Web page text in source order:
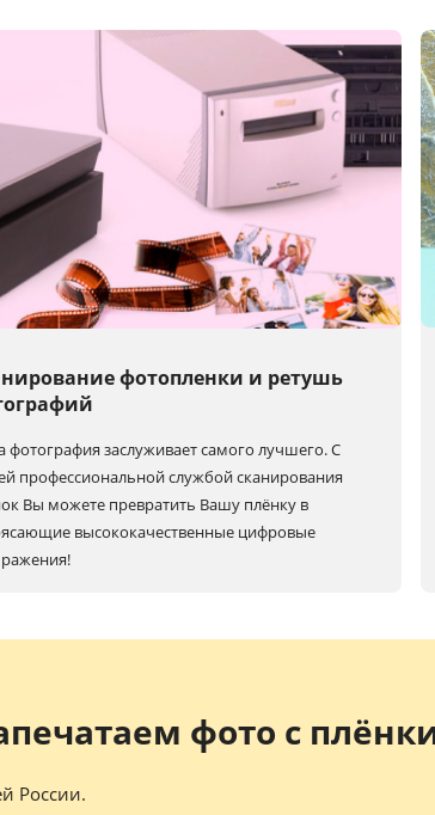
фотопленки и ретушь
фотография заслуживает самого лучшего. С
профессиональной службой сканирования
Вы можете превратить Вашу плёнку в
высококачественные цифровые
фото с
России.